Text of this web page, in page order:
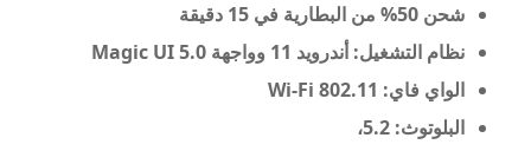
شحن 50% من البطارية في 15 دقيقة
نظام التشغيل: أندرويد 11 وواجهة Magic UI 5.0
الواي فاي: Wi-Fi 802.11
البلوتوث: 5.2،